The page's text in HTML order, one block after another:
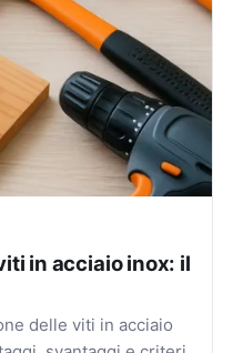
in acciaio inox: il
delle viti in acciaio